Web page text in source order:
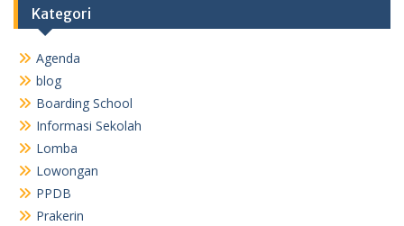
Kategori
Agenda
blog
Boarding School
Informasi Sekolah
Lomba
Lowongan
PPDB
Prakerin